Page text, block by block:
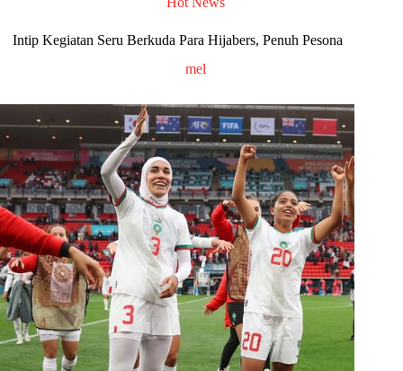
Intip Kegiatan Seru Berkuda Para Hijabers, Penuh Pesona
mel